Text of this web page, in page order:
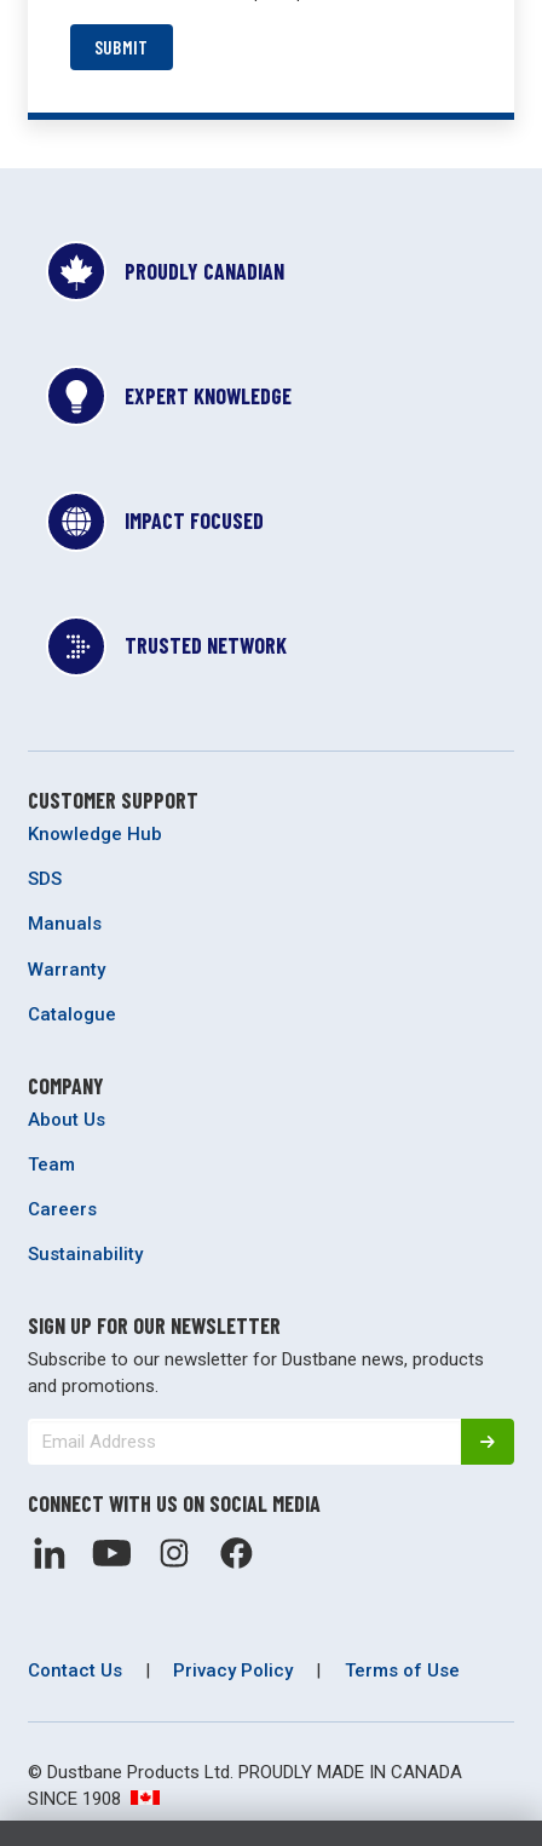
SUBMIT
PROUDLY CANADIAN
EXPERT KNOWLEDGE
IMPACT FOCUSED
TRUSTED NETWORK
CUSTOMER SUPPORT
Knowledge Hub
SDS
Manuals
Warranty
Catalogue
COMPANY
About Us
Team
Careers
Sustainability
SIGN UP FOR OUR NEWSLETTER
Subscribe to our newsletter for Dustbane news, products
and promotions.
CONNECT WITH US ON SOCIAL MEDIA
Contact Us | Privacy Policy | Terms of Use
© Dustbane Products Ltd. PROUDLY MADE IN CANADA
SINCE 1908